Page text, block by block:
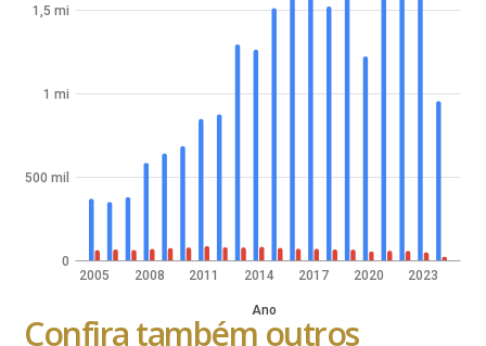
2005 2008 2011 2014 2017 2020 2023
Ano
0
500 mil
1 mi
1,5 mi
Confira também outros